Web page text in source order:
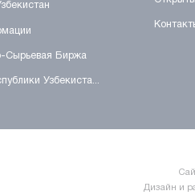
Сырьевая Биржа
Узбекиста...
Дизайн и